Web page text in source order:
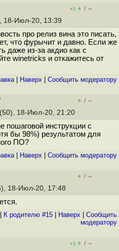
+1 + / –
18-Июл-20, 13:39
про релиз вина это писать,
что фурычит и давно. Если же
даже из-за акдио как с
winetricks и откажитесь от
| Наверх Cообщить модератору
+ / –
(50), 18-Июл-20, 21:20
пошаговой инструкции с
бы 98%) результатом для
ПО?
| Наверх Cообщить модератору
+ / –
18-Июл-20, 17:48
К родителю #15 Наверх
Cообщить
модератору
+1 + / –